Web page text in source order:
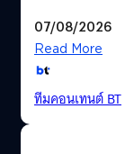
07/08/2026
Read More
ทีมคอนเทนต์ BT